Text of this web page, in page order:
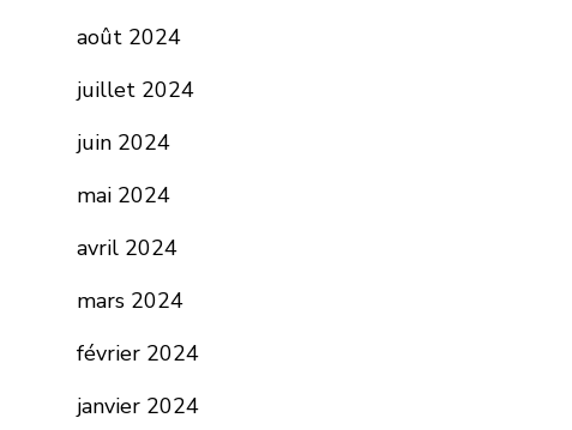
août 2024
juillet 2024
juin 2024
mai 2024
avril 2024
mars 2024
février 2024
janvier 2024